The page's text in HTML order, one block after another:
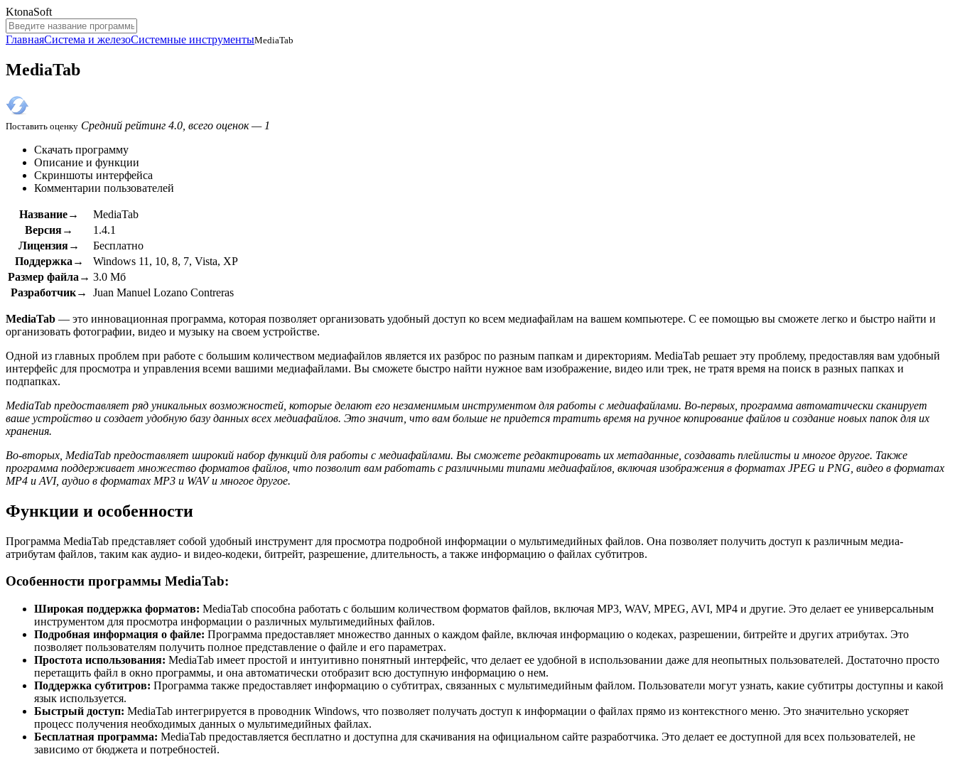
KtonaSoft
ГлавнаяСистема и железоСистемные инструментыMediaTab
MediaTab
Поставить оценку Средний рейтинг 4.0, всего оценок — 1
Скачать программу
Описание и функции
Скриншоты интерфейса
Комментарии пользователей
Название→
MediaTab
Версия→
1.4.1
Лицензия→
Бесплатно
Поддержка→
Windows 11, 10, 8, 7, Vista, XP
Размер файла→ 3.0 Мб
Разработчик→
Juan Manuel Lozano Contreras
MediaTab — это инновационная программа, которая позволяет организовать удобный доступ ко всем медиафайлам на вашем компьютере. С ее помощью вы сможете легко и быстро найти и
организовать фотографии, видео и музыку на своем устройстве.
Одной из главных проблем при работе с большим количеством медиафайлов является их разброс по разным папкам и директориям. MediaTab решает эту проблему, предоставляя вам удобный
интерфейс для просмотра и управления всеми вашими медиафайлами. Вы сможете быстро найти нужное вам изображение, видео или трек, не тратя время на поиск в разных папках и
подпапках.
MediaTab предоставляет ряд уникальных возможностей, которые делают его незаменимым инструментом для работы с медиафайлами. Во-первых, программа автоматически сканирует
ваше устройство и создает удобную базу данных всех медиафайлов. Это значит, что вам больше не придется тратить время на ручное копирование файлов и создание новых папок для их
хранения.
Во-вторых, MediaTab предоставляет широкий набор функций для работы с медиафайлами. Вы сможете редактировать их метаданные, создавать плейлисты и многое другое. Также
программа поддерживает множество форматов файлов, что позволит вам работать с различными типами медиафайлов, включая изображения в форматах JPEG и PNG, видео в форматах
MP4 и AVI, аудио в форматах MP3 и WAV и многое другое.
Функции и особенности
Программа MediaTab представляет собой удобный инструмент для просмотра подробной информации о мультимедийных файлов. Она позволяет получить доступ к различным медиа-
атрибутам файлов, таким как аудио- и видео-кодеки, битрейт, разрешение, длительность, а также информацию о файлах субтитров.
Особенности программы MediaTab:
Широкая поддержка форматов: MediaTab способна работать с большим количеством форматов файлов, включая MP3, WAV, MPEG, AVI, MP4 и другие. Это делает ее универсальным
инструментом для просмотра информации о различных мультимедийных файлов.
Подробная информация о файле: Программа предоставляет множество данных о каждом файле, включая информацию о кодеках, разрешении, битрейте и других атрибутах. Это
позволяет пользователям получить полное представление о файле и его параметрах.
Простота использования: MediaTab имеет простой и интуитивно понятный интерфейс, что делает ее удобной в использовании даже для неопытных пользователей. Достаточно просто
перетащить файл в окно программы, и она автоматически отобразит всю доступную информацию о нем.
Поддержка субтитров: Программа также предоставляет информацию о субтитрах, связанных с мультимедийным файлом. Пользователи могут узнать, какие субтитры доступны и какой
язык используется.
Быстрый доступ: MediaTab интегрируется в проводник Windows, что позволяет получать доступ к информации о файлах прямо из контекстного меню. Это значительно ускоряет
процесс получения необходимых данных о мультимедийных файлах.
Бесплатная программа: MediaTab предоставляется бесплатно и доступна для скачивания на официальном сайте разработчика. Это делает ее доступной для всех пользователей, не
зависимо от бюджета и потребностей.